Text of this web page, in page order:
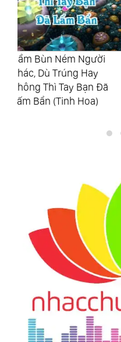
Học Cổ Nhân Cách Thức
Phân Biệt Người Thiện
Ác, Chính Tà (Tinh Hoa)